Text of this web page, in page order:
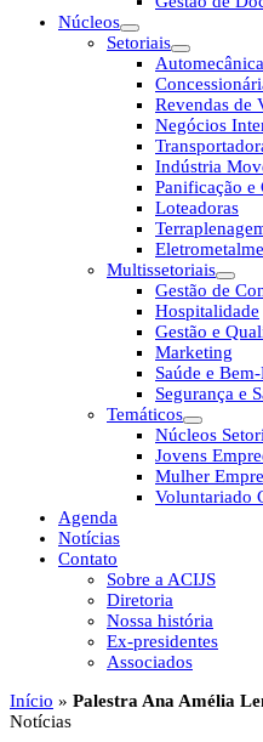
Núcleos
Setoriais
Revendas de
Negócios
Indústria
Panificação e
Loteadoras
Multissetoriais
Gestão de
Hospitalidade
Gestão e
Marketing
Saúde e
Segurança e
Temáticos
Núcleos
Jovens
Mulher
Voluntariado
Agenda
Notícias
Contato
Sobre a ACIJS
Diretoria
Nossa história
Ex-presidentes
Associados
Início » Palestra Ana Amélia
Notícias